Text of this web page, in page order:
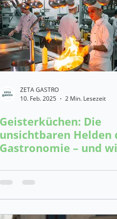
Kostenkalkulation
ZETA GASTRO
10. Feb. 2025
2 Min. Lesezeit
Geisterküchen: Die
unsichtbaren Helden
Gastronomie – und
unterstützen kann